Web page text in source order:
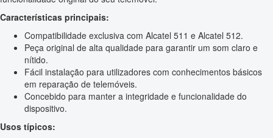
Características principais:
Compatibilidade exclusiva com Alcatel 511 e Alcatel 512.
Peça original de alta qualidade para garantir um som claro e
nítido.
Fácil instalação para utilizadores com conhecimentos básicos
em reparação de telemóveis.
Concebido para manter a integridade e funcionalidade do
dispositivo.
Usos típicos: